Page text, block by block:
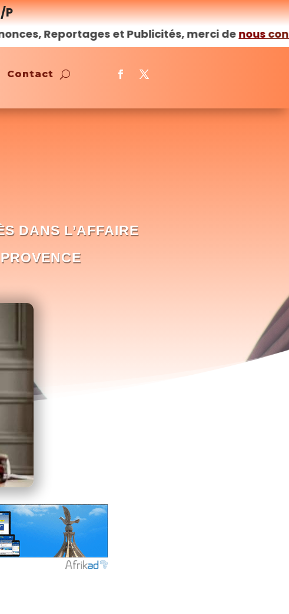
P
Reportages et Publicités, merci denouscontacter
Contact
DANS L’AFFAIRE